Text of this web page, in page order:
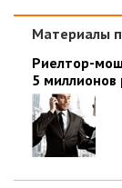
Материалы
Риелтор-
5 миллионов